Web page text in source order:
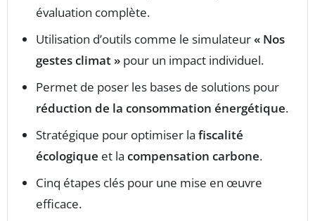
évaluation complète.
Utilisation d’outils comme le simulateur« Nos
gestes climat » pour un impact individuel.
Permet de poser les bases de solutions pour
réduction de la consommation énergétique.
Stratégique pour optimiser la fiscalité
écologique et la compensation carbone.
Cinq étapes clés pour une mise en œuvre
efficace.